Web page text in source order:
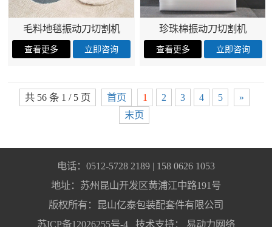
毛料地毯振动刀切割机 珍珠棉振动刀切割机
共 56 条 1 / 5 页 首页 1 2 3 4 5
»
末页
电话：0512-5728 2189 | 158 0626 1053
地址：苏州昆山开发区黄浦江中路191号
版权所有：昆山亿泰包装配套件有限公司
苏ICP备12026255号-4技术支持： 易动力网络